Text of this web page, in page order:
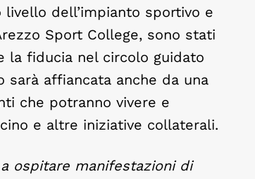
livello dell’impianto sportivo e
Sport College, sono stati
la fiducia nel circolo guidato
affiancata anche da una
che potranno vivere e
e altre iniziative collaterali.
ospitare manifestazioni di